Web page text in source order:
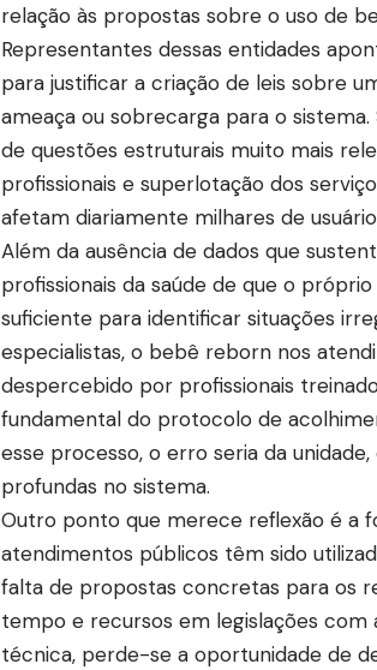
relação às propostas sobre o uso de
Representantes dessas entidades
para justificar a criação de leis sobre
ameaça ou sobrecarga para o
de questões estruturais muito mais
profissionais e superlotação dos
afetam diariamente milhares de
Além da ausência de dados que
profissionais da saúde de que o
suficiente para identificar situações
especialistas, o bebê reborn nos
despercebido por profissionais
fundamental do protocolo de
esse processo, o erro seria da
profundas no sistema.
Outro ponto que merece reflexão é a
atendimentos públicos têm sido
falta de propostas concretas para os
tempo e recursos em legislações
técnica, perde-se a oportunidade de